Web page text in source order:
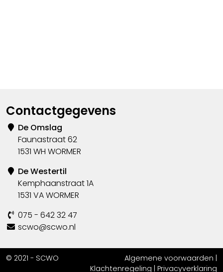
Contactgegevens
De Omslag
Faunastraat 62
1531 WH WORMER
De Westertil
Kemphaanstraat 1A
1531 VA WORMER
075 - 642 32 47
scwo@scwo.nl
© 2021 - SCWO Algemene voorwaarden
Klachtenregeling Privacyverklaring